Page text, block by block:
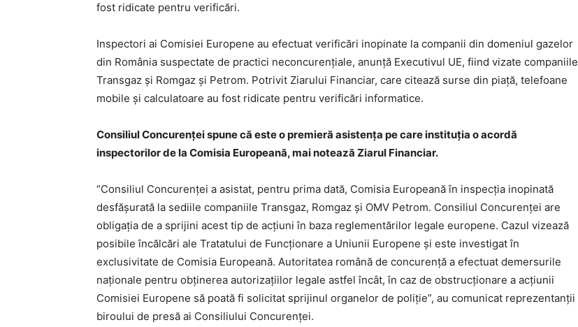
fost ridicate pentru verificări.
Inspectori ai Comisiei Europene au efectuat verificări inopinate la companii din domeniul gazelor
din România suspectate de practici neconcurenţiale, anunţă Executivul UE, fiind vizate companiile
Transgaz şi Romgaz şi Petrom. Potrivit Ziarului Financiar, care citează surse din piaţă, telefoane
mobile şi calculatoare au fost ridicate pentru verificări informatice.
Consiliul Concurenţei spune că este o premieră asistenţa pe care instituţia o acordă
inspectorilor de la Comisia Europeană, mai notează Ziarul Financiar.
“Consiliul Concurenţei a asistat, pentru prima dată, Comisia Europeană în inspecţia inopinată
desfăşurată la sediile companiile Transgaz, Romgaz şi OMV Petrom. Consiliul Concurenţei are
obligaţia de a sprijini acest tip de acţiuni în baza reglementărilor legale europene. Cazul vizează
posibile încălcări ale Tratatului de Funcţionare a Uniunii Europene şi este investigat în
exclusivitate de Comisia Europeană. Autoritatea română de concurenţă a efectuat demersurile
naţionale pentru obţinerea autorizaţiilor legale astfel încât, în caz de obstrucţionare a acţiunii
Comisiei Europene să poată fi solicitat sprijinul organelor de poliţie”, au comunicat reprezentanţii
biroului de presă ai Consiliului Concurenţei.